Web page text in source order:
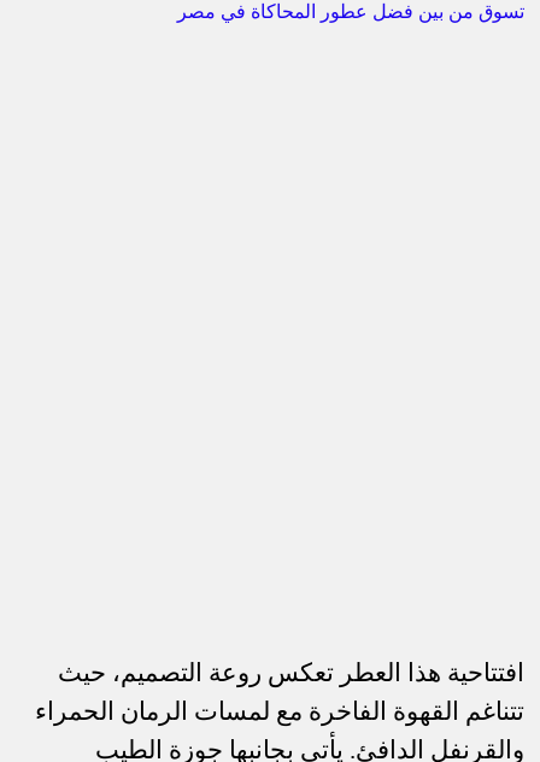
تسوق من بين فضل عطور المحاكاة في مصر
افتتاحية هذا العطر تعكس روعة التصميم، حيث
تتناغم القهوة الفاخرة مع لمسات الرمان الحمراء
والقرنفل الدافئ. يأتي بجانبها جوزة الطيب